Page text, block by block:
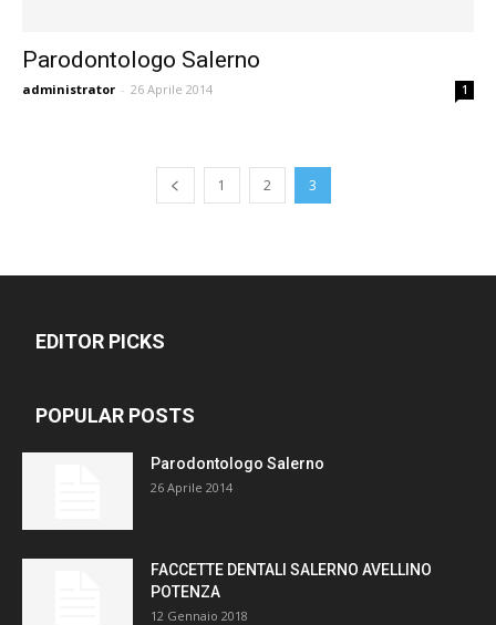
Parodontologo Salerno
administrator - 26 Aprile 2014 1
1 2 3
EDITOR PICKS
POPULAR POSTS
Parodontologo Salerno
26 Aprile 2014
FACCETTE DENTALI SALERNO AVELLINO
POTENZA
12 Gennaio 2018